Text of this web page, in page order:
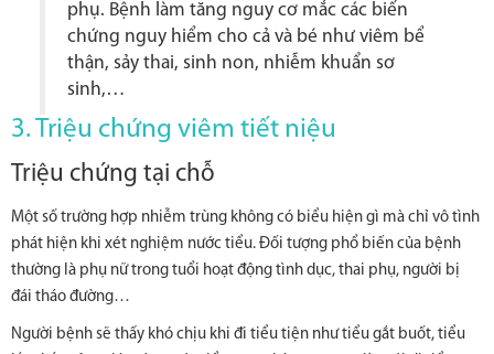
phụ. Bệnh làm tăng nguy cơ mắc các biến
chứng nguy hiểm cho cả và bé như viêm bể
thận, sảy thai, sinh non, nhiễm khuẩn sơ
sinh,…
3. Triệu chứng viêm tiết niệu
Triệu chứng tại chỗ
Một số trường hợp nhiễm trùng không có biểu hiện gì mà chỉ vô tình
phát hiện khi xét nghiệm nước tiểu. Đối tượng phổ biến của bệnh
thường là phụ nữ trong tuổi hoạt động tình dục, thai phụ, người bị
đái tháo đường…
Người bệnh sẽ thấy khó chịu khi đi tiểu tiện như tiểu gắt buốt, tiểu